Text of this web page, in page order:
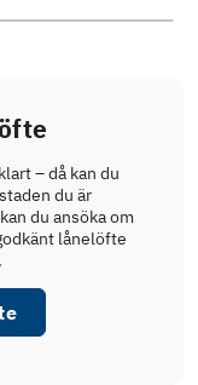
– då kan du
du är
du ansöka om
lånelöfte